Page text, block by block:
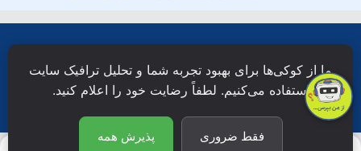
دانش نویان محفوظ است.
ما از کوکی‌ها برای بهبود تجربه شما و تحلیل ترافیک سایت
استفاده می‌کنیم. لطفاً رضایت خود را اعلام کنید.
فقط ضروری پذیرش همه